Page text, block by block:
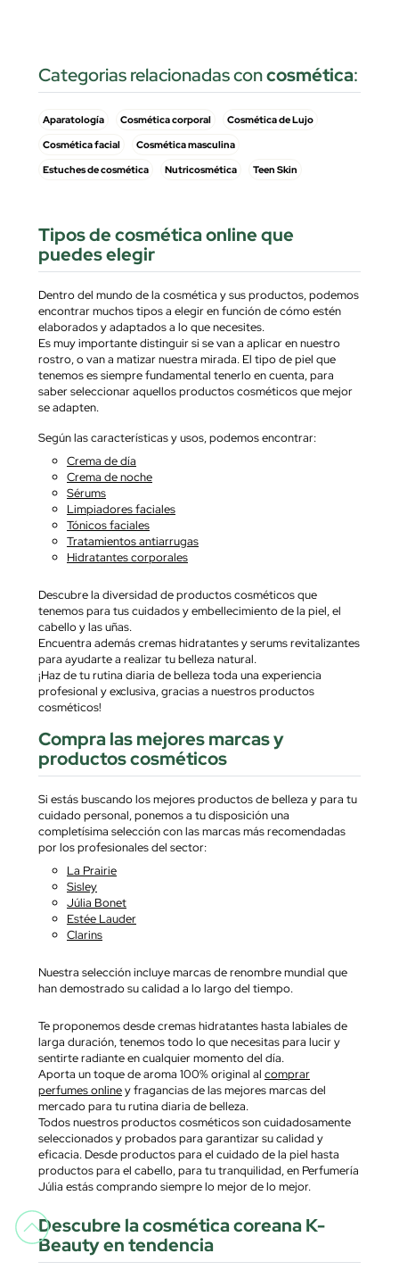
Categorias relacionadas concosmética:
Aparatología Cosmética corporal
Cosmética de Lujo
Cosmética facial
Cosmética masculina
Estuches de cosmética
Nutricosmética Teen Skin
Tipos de cosmética online que
puedes elegir
Dentro del mundo de la cosmética y sus productos, podemos
encontrar muchos tipos a elegir en función de cómo estén
elaborados y adaptados a lo que necesites.
Es muy importante distinguir si se van a aplicar en nuestro
rostro, o van a matizar nuestra mirada. El tipo de piel que
tenemos es siempre fundamental tenerlo en cuenta, para
saber seleccionar aquellos productos cosméticos que mejor
se adapten.
Según las características y usos, podemos encontrar:
Crema de día
Crema de noche
Sérums
Limpiadores faciales
Tónicos faciales
Tratamientos antiarrugas
Hidratantes corporales
Descubre la diversidad de productos cosméticos que
tenemos para tus cuidados y embellecimiento de la piel, el
cabello y las uñas.
Encuentra además cremas hidratantes y serums revitalizantes
para ayudarte a realizar tu belleza natural.
¡Haz de tu rutina diaria de belleza toda una experiencia
profesional y exclusiva, gracias a nuestros productos
cosméticos!
Compra las mejores marcas y
productos cosméticos
Si estás buscando los mejores productos de belleza y para tu
cuidado personal, ponemos a tu disposición una
completísima selección con las marcas más recomendadas
por los profesionales del sector:
La Prairie
Sisley
Júlia Bonet
Estée Lauder
Clarins
Nuestra selección incluye marcas de renombre mundial que
han demostrado su calidad a lo largo del tiempo.
Te proponemos desde cremas hidratantes hasta labiales de
larga duración, tenemos todo lo que necesitas para lucir y
sentirte radiante en cualquier momento del día.
Aporta un toque de aroma 100% original al comprar
perfumes onliney fragancias de las mejores marcas del
mercado para tu rutina diaria de belleza.
Todos nuestros productos cosméticos son cuidadosamente
seleccionados y probados para garantizar su calidad y
eficacia. Desde productos para el cuidado de la piel hasta
productos para el cabello, para tu tranquilidad, en Perfumería
Júlia estás comprando siempre lo mejor de lo mejor.
Descubre la cosmética coreana K-
Beauty en tendencia